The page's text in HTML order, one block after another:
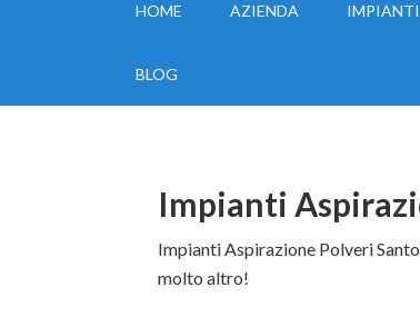
HOME AZIENDA
BLOG
Impianti
Impianti Aspirazione Polveri
molto altro!